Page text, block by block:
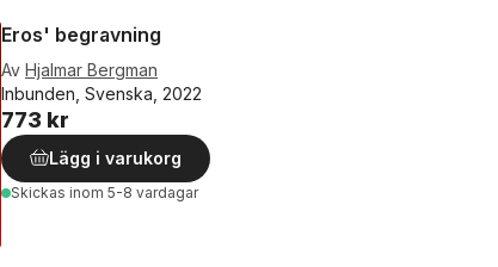
Eros' begravning
Av Hjalmar Bergman
Inbunden, Svenska, 2022
773 kr
Lägg i varukorg
Skickas inom 5-8 vardagar